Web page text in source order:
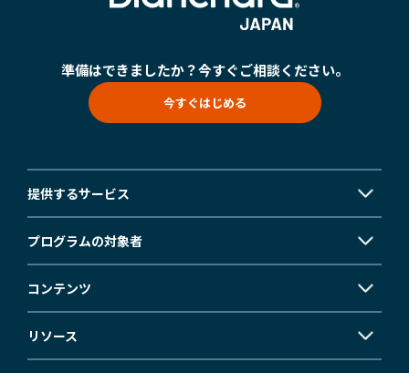
準備はできましたか？今すぐご相談ください。
今すぐはじめる
提供するサービス
プログラムの対象者
コンテンツ
リソース